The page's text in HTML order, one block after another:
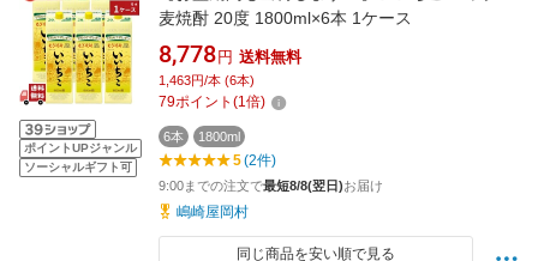
ポイントUPジャンル
ソーシャルギフト可
麦焼酎 20度 1800ml×6本 1ケース
8,778 円 送料無料
1,463円/本 (6本)
79ポイント (1倍)
6本 1800ml
5(2件)
9:00までの注文で最短8/8(翌日)お届け
嶋崎屋岡村
同じ商品を安い順で見る